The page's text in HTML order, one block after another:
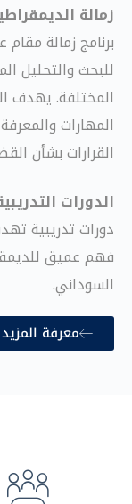
زمالة
برنامج زمالة
للبحث والتحليل
المختلفة. يهدف
المهارات
القرارات بشأن
الدورات
دورات تدريبية
فهم عميق
السوداني.
معرفة المزيد